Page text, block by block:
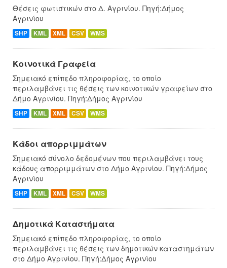
Θέσεις φωτιστικών στο Δ. Αγρινίου. Πηγή:Δήμος
Αγρινίου
SHP KML XML CSV WMS
Κοινοτικά Γραφεία
Σημειακό επίπεδο πληροφορίας, το οποίο
περιλαμβάνει τις θέσεις των κοινοτικών γραφείων στο
Δήμο Αγρινίου. Πηγή:Δήμος Αγρινίου
SHP KML XML CSV WMS
Κάδοι απορριμμάτων
Σημειακό σύνολο δεδομένων που περιλαμβάνει τους
κάδους απορριμμάτων στο Δήμο Αγρινίου. Πηγή:Δήμος
Αγρινίου
SHP KML XML CSV WMS
Δημοτικά Καταστήματα
Σημειακό επίπεδο πληροφορίας, το οποίο
περιλαμβάνει τις θέσεις των δημοτικών καταστημάτων
στο Δήμο Αγρινίου. Πηγή:Δήμος Αγρινίου